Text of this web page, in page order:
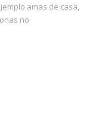
amas de casa,
no